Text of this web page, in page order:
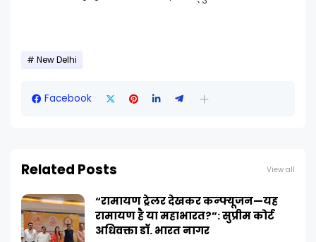
New Delhi
Facebook
Related Posts View all
“रामायण ट्रेलर देखकर कन्फ्यूजन—यह
रामायण है या महाभारत?”: सुप्रीम कोर्ट
अधिवक्ता डॉ. भारत नागर